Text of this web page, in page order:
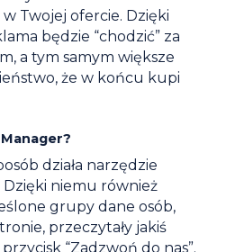
Twojej ofercie. Dzięki
będzie “chodzić” za
a tym samym większe
że w końcu kupi
działa narzędzie
niemu również
grupy dane osób,
przeczytały jakiś
“Zadzwoń do nas”.